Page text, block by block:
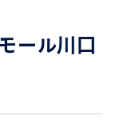
ール川口